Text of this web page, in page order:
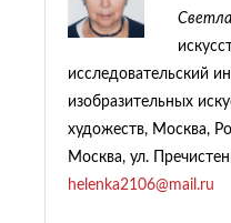
исследовательский
изобразительных
художеств, Москва,
Москва, ул.
helenka2106@mail.ru